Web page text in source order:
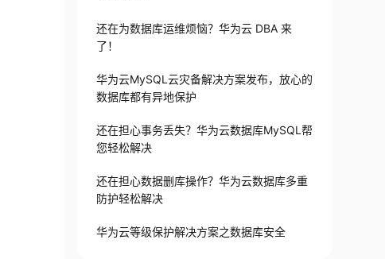
还在为数据库运维烦恼？华为云 DBA 来
了！
华为云MySQL云灾备解决方案发布，放心的
数据库都有异地保护
还在担心事务丢失？华为云数据库MySQL帮
您轻松解决
还在担心数据删库操作？华为云数据库多重
防护轻松解决
华为云等级保护解决方案之数据库安全